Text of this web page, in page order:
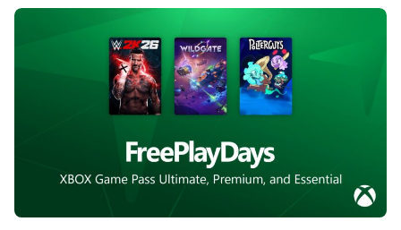
e
g
o
g
r
a
t
o